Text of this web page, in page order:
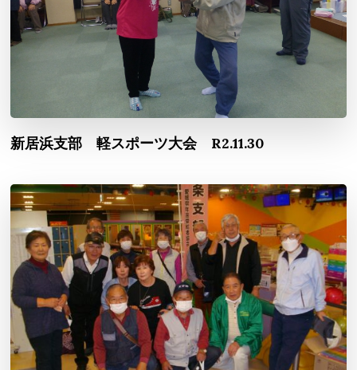
新居浜支部 軽スポーツ大会 R2.11.30